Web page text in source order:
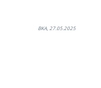
BKA, 27.05.2025